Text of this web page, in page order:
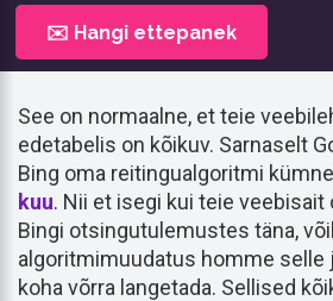
✉️ Hangi ettepanek
See on normaalne, et teie
edetabelis on kõikuv. Sarnaselt
Bing oma reitingualgoritmi
kuu. Nii et isegi kui teie veebisait
Bingi otsingutulemustes täna,
algoritmimuudatus homme
koha võrra langetada. Sellised